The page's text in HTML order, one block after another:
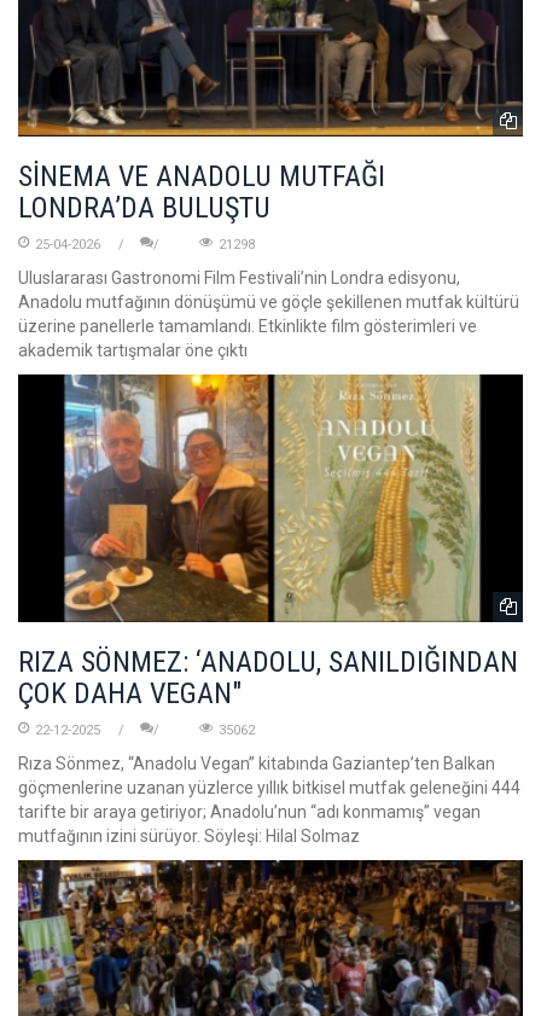
SİNEMA VE ANADOLU MUTFAĞI
LONDRA’DA BULUŞTU
25-04-2026 21298
Uluslararası Gastronomi Film Festivali’nin Londra edisyonu,
Anadolu mutfağının dönüşümü ve göçle şekillenen mutfak kültürü
üzerine panellerle tamamlandı. Etkinlikte film gösterimleri ve
akademik tartışmalar öne çıktı
RIZA SÖNMEZ: ‘ANADOLU, SANILDIĞINDAN
ÇOK DAHA VEGAN"
22-12-2025 35062
Rıza Sönmez, “Anadolu Vegan” kitabında Gaziantep’ten Balkan
göçmenlerine uzanan yüzlerce yıllık bitkisel mutfak geleneğini 444
tarifte bir araya getiriyor; Anadolu’nun “adı konmamış” vegan
mutfağının izini sürüyor. Söyleşi: Hilal Solmaz